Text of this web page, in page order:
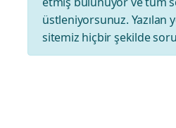
üstleniyorsunuz. Yazılan
sitemiz hiçbir şekilde